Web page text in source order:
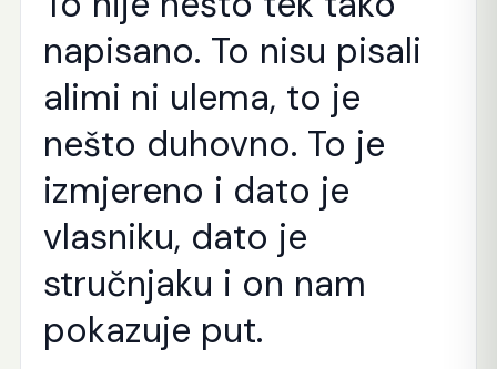
napisano. To nisu pisali
alimi ni ulema, to je
nešto duhovno. To je
izmjereno i dato je
vlasniku, dato je
stručnjaku i on nam
pokazuje put.